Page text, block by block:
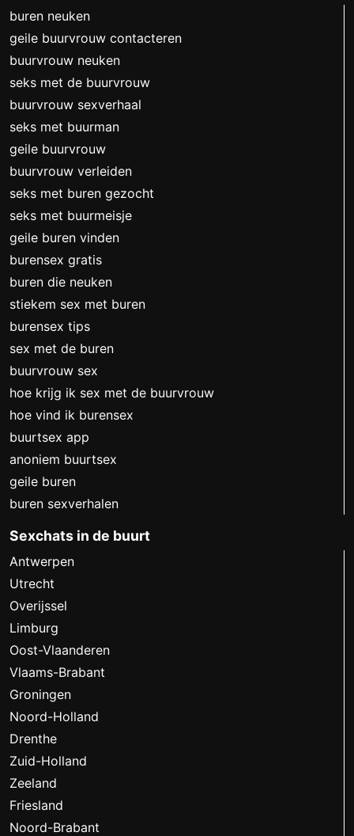
buren neuken
geile buurvrouw contacteren
buurvrouw neuken
seks met de buurvrouw
buurvrouw sexverhaal
seks met buurman
geile buurvrouw
buurvrouw verleiden
seks met buren gezocht
seks met buurmeisje
geile buren vinden
burensex gratis
buren die neuken
stiekem sex met buren
burensex tips
sex met de buren
buurvrouw sex
hoe krijg ik sex met de buurvrouw
hoe vind ik burensex
buurtsex app
anoniem buurtsex
geile buren
buren sexverhalen
Sexchats in de buurt
Antwerpen
Utrecht
Overijssel
Limburg
Oost-Vlaanderen
Vlaams-Brabant
Groningen
Noord-Holland
Drenthe
Zuid-Holland
Zeeland
Friesland
Noord-Brabant